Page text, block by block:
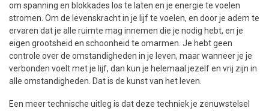
om spanning en blokkades los te laten en je energie te voelen
stromen. Om de levenskracht in je lijf te voelen, en door je adem te
ervaren dat je alle ruimte mag innemen die je nodig hebt, en je
eigen grootsheid en schoonheid te omarmen. Je hebt geen
controle over de omstandigheden in je leven, maar wanneer je je
verbonden voelt met je lijf, dan kun je helemaal jezelf en vrij zijn in
alle omstandigheden. Dat is de kunst van het leven.
Een meer technische uitleg is dat deze techniek je zenuwstelsel